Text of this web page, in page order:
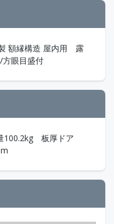
額縁構造 屋内用 露
眼目盛付
100.2kg 板厚ドア